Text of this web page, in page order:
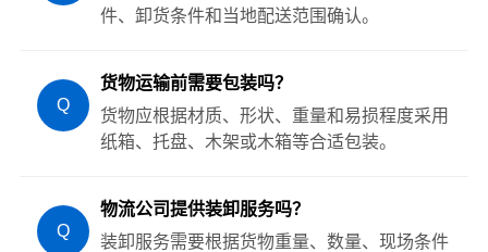
件、卸货条件和当地配送范围确认。
Q
货物运输前需要包装吗？
货物应根据材质、形状、重量和易损程度采用
纸箱、托盘、木架或木箱等合适包装。
Q
物流公司提供装卸服务吗？
装卸服务需要根据货物重量、数量、现场条件